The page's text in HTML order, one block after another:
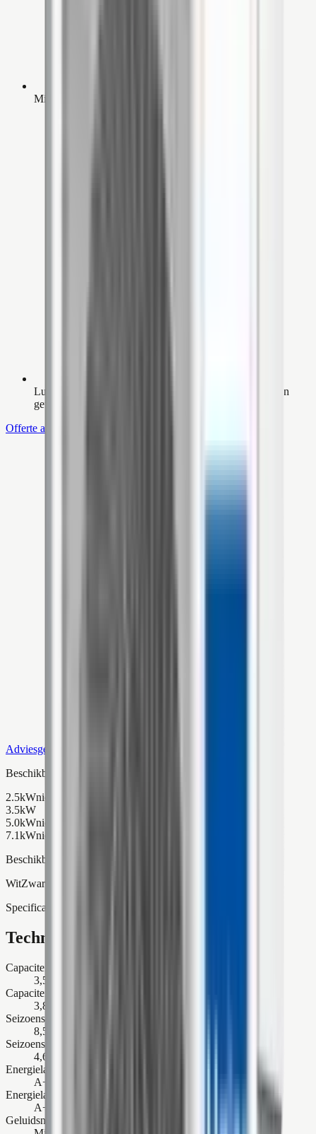
Milieuvriendelijk R32-koelmiddel
Luchtzuiveringstechnologie verwijdert allergenen, stof en
geuren
Offerte aanvragen
Adviesgesprek
Beschikbare capaciteit
2.5kWniet beschikbaar
3.5kW
5.0kWniet beschikbaar
7.1kWniet beschikbaar
Beschikbare kleuren
WitZwart
Specificaties
Technische details
Capaciteit koelen
3,5 kW
Capaciteit verwarmen
3,8 kW
Seizoensgebonden rendement (SEER)
8,5
Seizoensgebonden rendement (SCOP)
4,6
Energielabel koelen
A+++
Energielabel verwarmen
A++
Geluidsniveau binnenunit